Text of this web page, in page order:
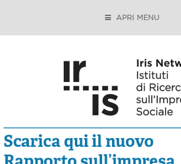
APRI MENU